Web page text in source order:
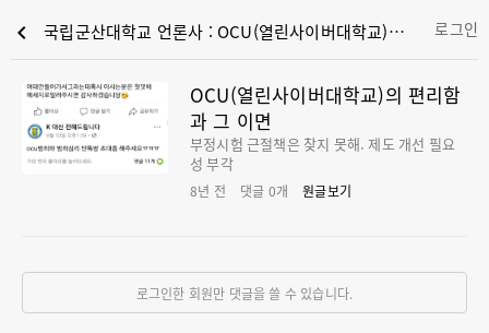
chevron_left 국립군산대학교 언론사 : OCU(열린사이버대학교)의 편리함과 그 이면 로그인
OCU(열린사이버대학교)의 편리함
과 그 이면
부정시험 근절책은 찾지 못해. 제도 개선 필요
성 부각
8년 전 댓글 0개 원글보기
로그인한 회원만 댓글을 쓸 수 있습니다.